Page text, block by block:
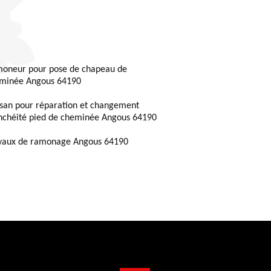
pour pose de chapeau de
Angous 64190
pour réparation et changement
pied de cheminée Angous 64190
de ramonage Angous 64190